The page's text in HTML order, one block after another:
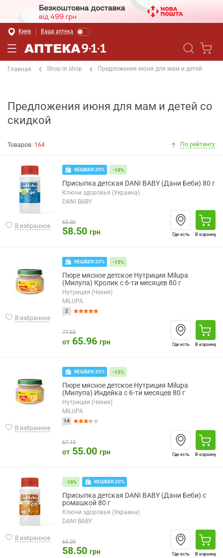
Киев Ваша аптека
Главная Shop in shop Предложения июня для мам и детей
Предложения июня для мам и детей со
скидкой
Товаров: 164 По рейтингу
В избранное
КЕШБЕК 20% -10%
Присыпка детская DANI BABY (Дани Беби) 80 г
Ключи здоровья (Украина)
DANI BABY
65.00
58.50 грн Где есть В корзину
В избранное
КЕШБЕК 20% -15%
Пюре мясное детское Нутриция Milupa
(Милупа) Кролик с 6-ти месяцев 80 г
Нутриция (Чехия)
MILUPA
2
77.60
от 65.96 грн Где есть В корзину
В избранное
КЕШБЕК 20% -15%
Пюре мясное детское Нутриция Milupa
(Милупа) Индейка с 6-ти месяцев 80 г
Нутриция (Чехия)
MILUPA
14
67.10
от 55.00 грн Где есть В корзину
В избранное
-10% КЕШБЕК 20%
Присыпка детская DANI BABY (Дани Беби) с
ромашкой 80 г
Ключи здоровья (Украина)
DANI BABY
65.00
58.50 грн Где есть В корзину